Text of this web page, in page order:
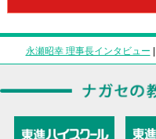
永瀬昭幸 理事長インタビュー |